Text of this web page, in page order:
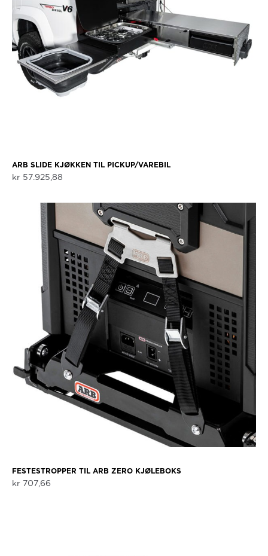
ARB SLIDE KJØKKEN TIL PICKUP/VAREBIL
kr57.925,88
FESTESTROPPER TIL ARB ZERO KJØLEBOKS
kr707,66